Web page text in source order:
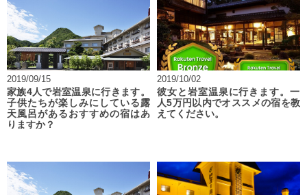
2019/09/15
家族4人で岩室温泉に行きます。
子供たちが楽しみにしている露
天風呂があるおすすめの宿はあ
りますか？
2019/10/02
彼女と岩室温泉に行きます。一
人5万円以内でオススメの宿を教
えてください。